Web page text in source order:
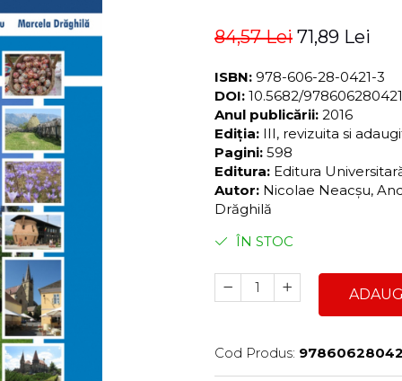
84,57 Lei 71,89 Lei
ISBN: 978-606-28-0421-3
DOI: 10.5682/
Anul publicării: 2016
Ediția: III, revizuita si
Pagini: 598
Editura: Editura
Autor: Nicolae Neacşu,
Drăghilă
ÎN STOC
Cod Produs: